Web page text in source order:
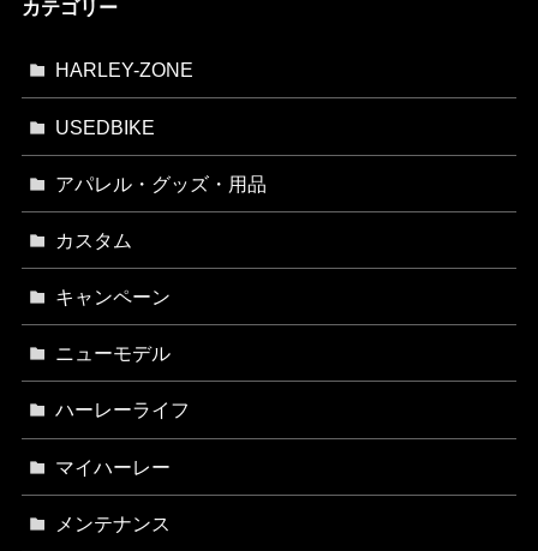
カテゴリー
HARLEY-ZONE
USEDBIKE
アパレル・グッズ・用品
カスタム
キャンペーン
ニューモデル
ハーレーライフ
マイハーレー
メンテナンス